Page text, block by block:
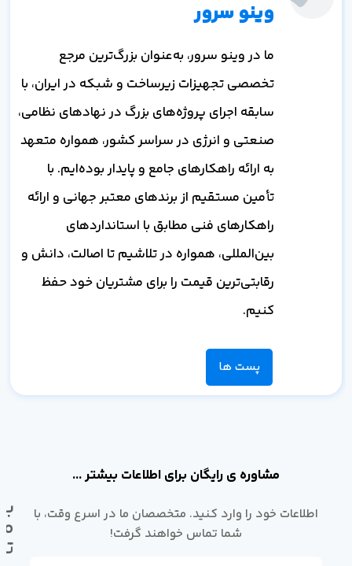
وینو سرور
ما در وینو سرور، به‌عنوان بزرگ‌ترین مرجع
تخصصی تجهیزات زیرساخت و شبکه در ایران، با
سابقه اجرای پروژه‌های بزرگ در نهادهای نظامی،
صنعتی و انرژی در سراسر کشور، همواره متعهد
به ارائه راهکارهای جامع و پایدار بوده‌ایم. با
تأمین مستقیم از برندهای معتبر جهانی و ارائه
راهکارهای فنی مطابق با استانداردهای
بین‌المللی، همواره در تلاشیم تا اصالت، دانش و
رقابتی‌ترین قیمت را برای مشتریان خود حفظ
کنیم.
پست ها
مشاوره ی رایگان برای اطلاعات بیشتر ...
اطلاعات خود را وارد کنید. متخصصان ما در اسرع وقت، با
شما تماس خواهند گرفت!
با